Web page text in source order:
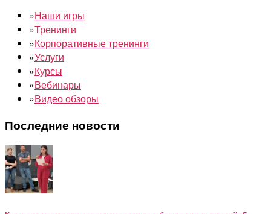
»Наши игры
»Тренинги
»Корпоративные тренинги
»Услуги
»Курсы
»Вебинары
»Видео обзоры
Последние новости